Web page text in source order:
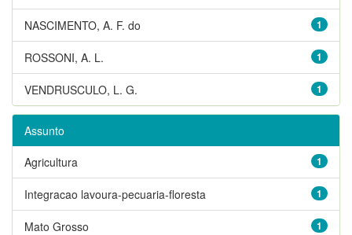
1
NASCIMENTO, A. F. do
1
ROSSONI, A. L.
1
VENDRUSCULO, L. G.
Assunto
1
Agricultura
1
Integracao lavoura-pecuaria-floresta
1
Mato Grosso